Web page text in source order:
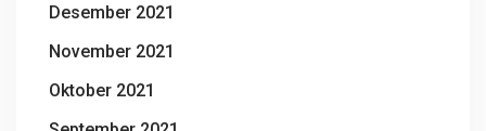
Desember 2021
November 2021
Oktober 2021